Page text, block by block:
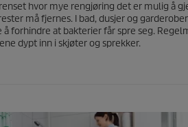
hvor mye rengjøring det er mulig å
må fjernes. I bad, dusjer og
å forhindre at bakterier får spre seg.
dypt inn i skjøter og sprekker.